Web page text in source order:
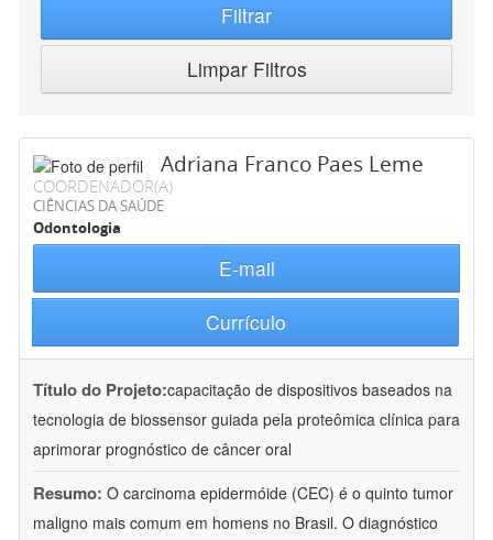
Filtrar
Limpar Filtros
Adriana Franco Paes Leme
COORDENADOR(A)
CIÊNCIAS DA SAÚDE
Odontologia
E-mail
Currículo
Título do Projeto:capacitação de dispositivos baseados na
tecnologia de biossensor guiada pela proteômica clínica para
aprimorar prognóstico de câncer oral
Resumo: O carcinoma epidermóide (CEC) é o quinto tumor
maligno mais comum em homens no Brasil. O diagnóstico